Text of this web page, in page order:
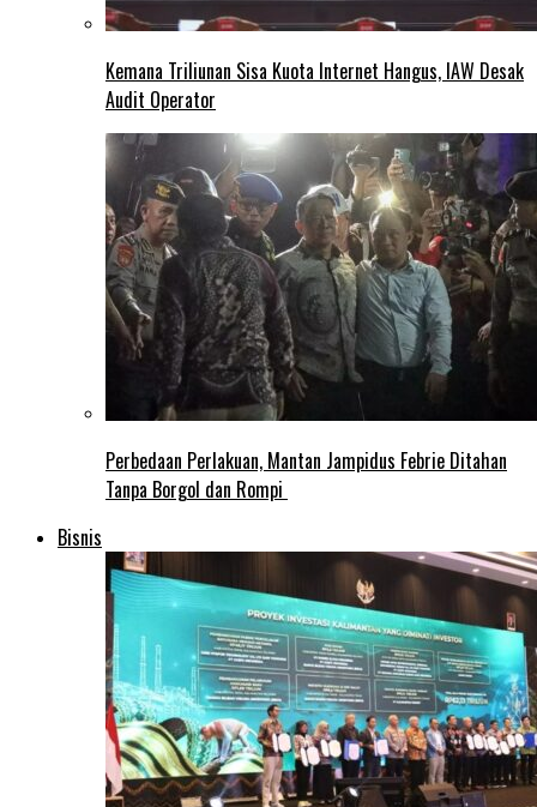
Kemana Triliunan Sisa Kuota Internet Hangus, IAW Desak
Audit Operator
Perbedaan Perlakuan, Mantan Jampidus Febrie Ditahan
Tanpa Borgol dan Rompi
Bisnis